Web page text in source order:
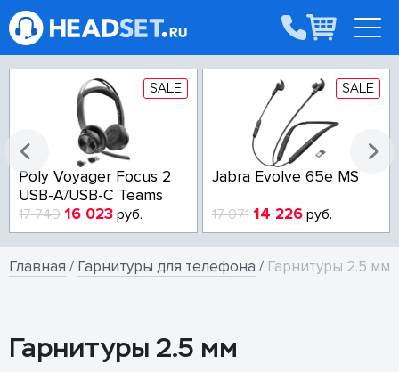
SALE
Poly Voyager Focus 2
USB-A/USB-C Teams
17 749 16 023 руб.
SALE
Jabra Evolve 65e MS
17 071 14 226руб.
Главная / Гарнитуры для телефона / Гарнитуры 2.5 мм
Гарнитуры 2.5 мм